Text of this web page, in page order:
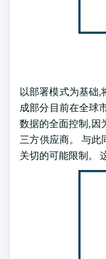
以部署模式为基础,
成部分目前在全球
数据的全面控制,因
三方供应商。 与此
关切的可能限制。